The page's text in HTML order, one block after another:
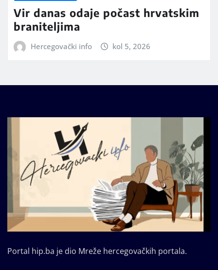
Vir danas odaje počast hrvatskim
braniteljima
Hercegovački info kol 5, 2026
Portal hip.ba je dio Mreže hercegovačkih portala.